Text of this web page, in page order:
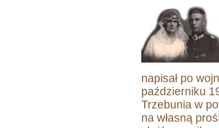
napisał po
październiku
Trzebunia w
na własną